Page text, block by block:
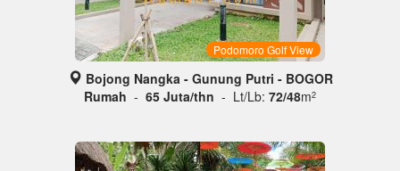
Podomoro Golf View
Bojong Nangka - Gunung Putri - BOGOR
Rumah - 65 Juta/thn - Lt/Lb: 72/48m2